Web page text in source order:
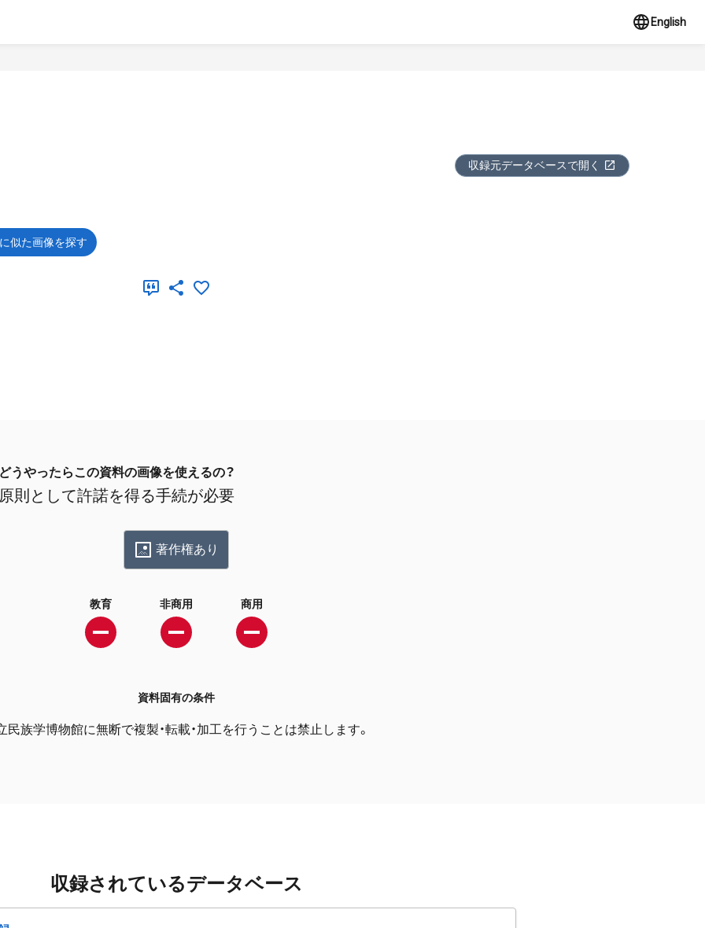
English
収録元データベースで開く
似た画像を探す
どうやったらこの資料の画像を使えるの？
原則として許諾を得る手続が必要
著作権あり
教育 非商用 商用
資料固有の条件
民族学博物館に無断で複製・転載・加工を行うことは禁止します。
収録されているデータベース